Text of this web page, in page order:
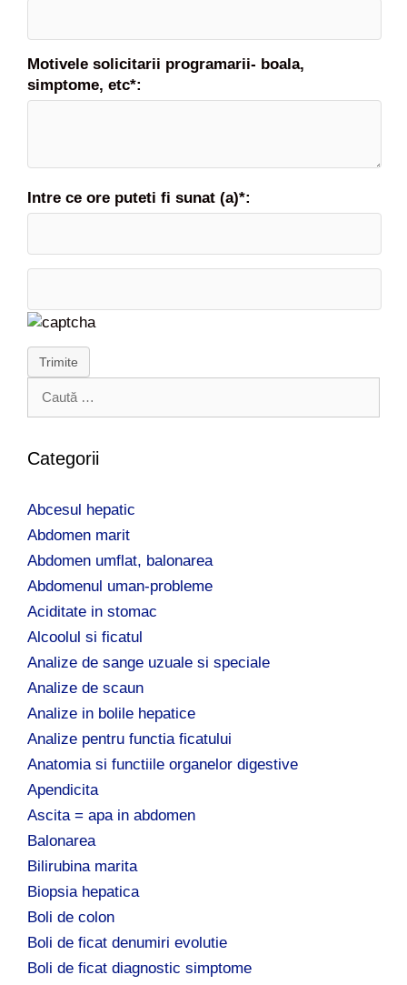
Motivele solicitarii programarii- boala,
simptome, etc*:
Intre ce ore puteti fi sunat (a)*:
Trimite
t
u
p
ă
Categorii
Abcesul hepatic
Abdomen marit
Abdomen umflat, balonarea
Abdomenul uman-probleme
Aciditate in stomac
Alcoolul si ficatul
Analize de sange uzuale si speciale
Analize de scaun
Analize in bolile hepatice
Analize pentru functia ficatului
Anatomia si functiile organelor digestive
Apendicita
Ascita = apa in abdomen
Balonarea
Bilirubina marita
Biopsia hepatica
Boli de colon
Boli de ficat denumiri evolutie
Boli de ficat diagnostic simptome